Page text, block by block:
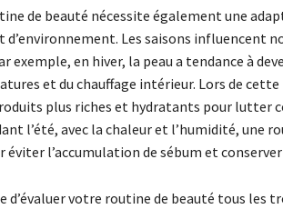
de beauté nécessite également une
Les saisons influencent
exemple, en hiver, la peau a tendance à
et du chauffage intérieur. Lors de
plus riches et hydratants pour lutter
l’été, avec la chaleur et l’humidité, une
éviter l’accumulation de sébum et
d’évaluer votre routine de beauté tous les